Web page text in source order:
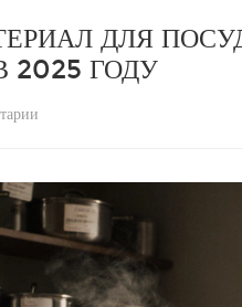
ДЛЯ
2025 ГОДУ